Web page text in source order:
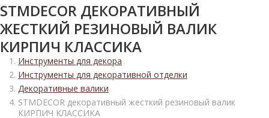
STMDECOR ДЕКОРАТИВНЫЙ
ЖЕСТКИЙ РЕЗИНОВЫЙ ВАЛИК
КИРПИЧ КЛАССИКА
Инструменты для декора
Инструменты для декоративной отделки
Декоративные валики
STMDECOR декоративный жесткий резиновый валик
КИРПИЧ КЛАССИКА